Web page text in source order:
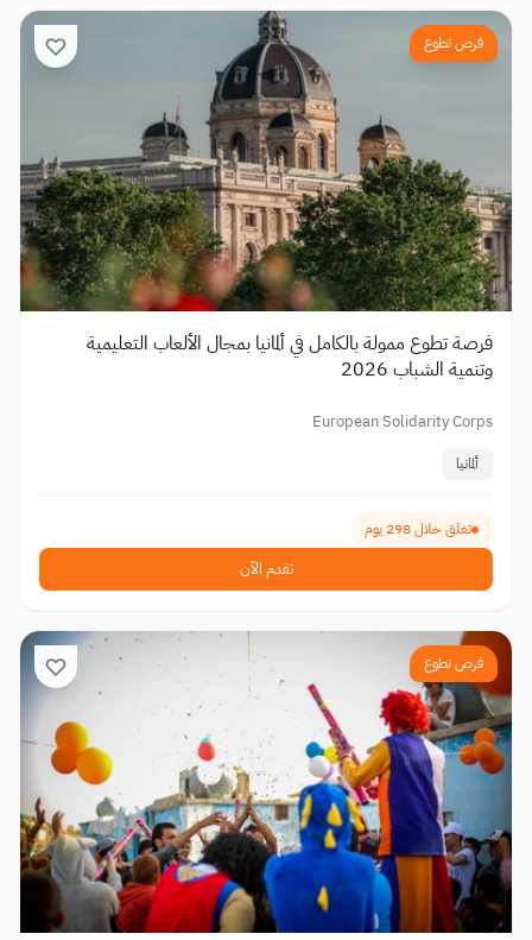
فرص تطوع
فرصة تطوع ممولة بالكامل في ألمانيا بمجال الألعاب التعليمية
وتنمية الشباب 2026
European Solidarity Corps
ألمانيا
تغلق خلال 298 يوم
تقدم الآن
فرص تطوع